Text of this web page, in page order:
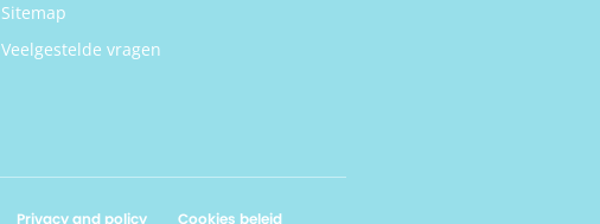
Sitemap
Veelgestelde vragen
Privacy and policy Cookies beleid